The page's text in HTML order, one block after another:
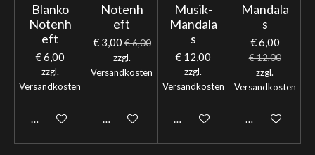
Blanko
Notenh
eft
€ 6,00
zzgl.
Versandkosten
In den Warenkorb
Notenh
eft
€ 3,00 € 6,00
zzgl.
Versandkosten
In den Warenkorb
Musik-
Mandala
s
€ 12,00
zzgl.
Versandkosten
In den Warenkorb
Mandala
s
€ 6,00
€ 12,00
zzgl.
Versandkosten
In den